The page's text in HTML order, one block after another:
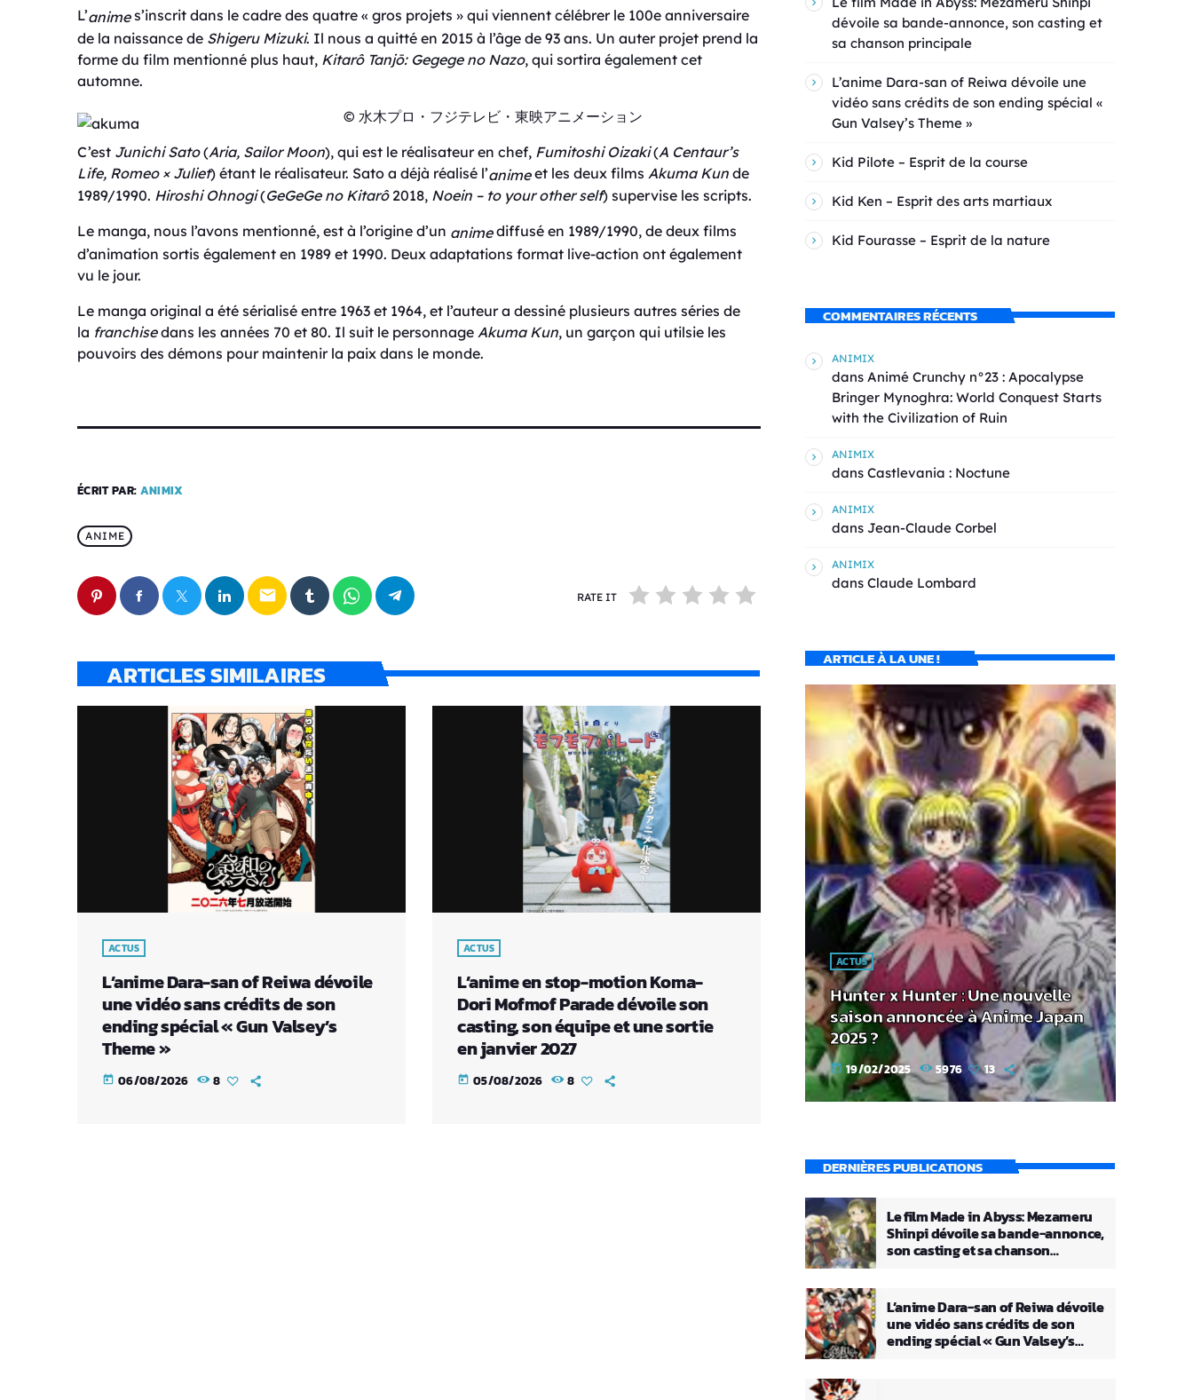
L’animes’inscrit dans le cadre des quatre « gros projets » qui viennent célébrer le 100e anniversaire
de la naissance de Shigeru Mizuki. Il nous a quitté en 2015 à l’âge de 93 ans. Un auter projet prend la
forme du film mentionné plus haut, Kitarô Tanjō: Gegege no Nazo, qui sortira également cet
automne.
© 水木プロ・フジテレビ・東映アニメーション
C’est Junichi Sato(Aria, Sailor Moon), qui est le réalisateur en chef, Fumitoshi Oizaki(A Centaur’s
Life, Romeo × Juliet) étant le réalisateur. Sato a déjà réalisé l’animeet les deux films Akuma Kun de
1989/1990. Hiroshi Ohnogi(GeGeGe no Kitarô2018, Noein – to your other self) supervise les scripts.
Le manga, nous l’avons mentionné, est à l’origine d’un animediffusé en 1989/1990, de deux films
d’animation sortis également en 1989 et 1990. Deux adaptations format live-action ont également
vu le jour.
Le manga original a été sérialisé entre 1963 et 1964, et l’auteur a dessiné plusieurs autres séries de
la franchisedans les années 70 et 80. Il suit le personnage Akuma Kun, un garçon qui utilsie les
pouvoirs des démons pour maintenir la paix dans le monde.
ÉCRIT PAR: ANIMIX
ANIME
email RATE IT
ARTICLES SIMILAIRES
ACTUS
L’anime Dara-san of Reiwa dévoile
une vidéo sans crédits de son
ending spécial « Gun Valsey’s
Theme »
today 06/08/2026 8
ACTUS
L’anime en stop-motion Koma-
Dori Mofmof Parade dévoile son
casting, son équipe et une sortie
en janvier 2027
today 05/08/2026 8
dévoile sa bande-annonce, son casting et
sa chanson principale
L’anime Dara-san of Reiwa dévoile une
vidéo sans crédits de son ending spécial «
Gun Valsey’s Theme »
Kid Pilote – Esprit de la course
Kid Ken – Esprit des arts martiaux
Kid Fourasse – Esprit de la nature
COMMENTAIRES RÉCENTS
ANIMIX
dans Animé Crunchy n°23 : Apocalypse
Bringer Mynoghra: World Conquest Starts
with the Civilization of Ruin
ANIMIX
dans Castlevania : Noctune
ANIMIX
dans Jean-Claude Corbel
ANIMIX
dans Claude Lombard
ARTICLE À LA UNE !
ACTUS
Hunter x Hunter : Une nouvelle
saison annoncée à Anime Japan
2025 ?
today 19/02/2025 5976 13
DERNIÈRES PUBLICATIONS
Le film Made in Abyss: Mezameru
Shinpi dévoile sa bande-annonce,
son casting et sa chanson
L’anime Dara-san of Reiwa dévoile
une vidéo sans crédits de son
ending spécial « Gun Valsey’s